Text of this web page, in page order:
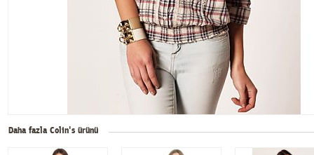
Daha fazla Colin's ürünü